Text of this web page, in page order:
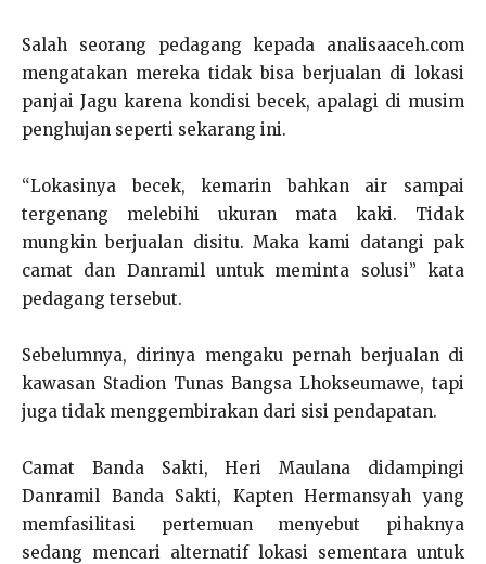
Salah seorang pedagang kepada analisaaceh.com
mengatakan mereka tidak bisa berjualan di lokasi
panjai Jagu karena kondisi becek, apalagi di musim
penghujan seperti sekarang ini.
“Lokasinya becek, kemarin bahkan air sampai
tergenang melebihi ukuran mata kaki. Tidak
mungkin berjualan disitu. Maka kami datangi pak
camat dan Danramil untuk meminta solusi” kata
pedagang tersebut.
Sebelumnya, dirinya mengaku pernah berjualan di
kawasan Stadion Tunas Bangsa Lhokseumawe, tapi
juga tidak menggembirakan dari sisi pendapatan.
Camat Banda Sakti, Heri Maulana didampingi
Danramil Banda Sakti, Kapten Hermansyah yang
memfasilitasi pertemuan menyebut pihaknya
sedang mencari alternatif lokasi sementara untuk